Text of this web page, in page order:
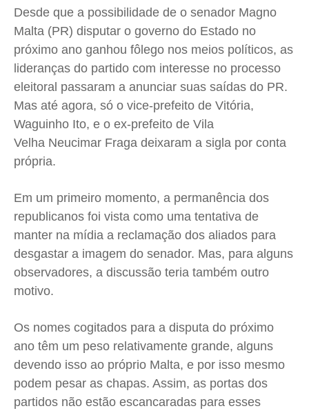
Saúde
Cidades
Direitos
Economia
Cultura
Colunas
Caetano Roque
Gustavo Bastos
Wanda Sily
Publicidade Legal
Anuncie
Expediente
Contato
Anuncie
Saúde
Cidades
Direitos
Economia
Cultura
Colunas
Caetano Roque
Gustavo Bastos
Wanda Sily
Publicidade Legal
Anuncie
Expediente
Contato
Anuncie
Saúde
Cidades
Direitos
Economia
Cultura
Colunas
Caetano Roque
Gustavo Bastos
Wanda Sily
Publicidade Legal
Anuncie
Expediente
Contato
Anuncie
Saúde
Cidades
Direitos
Economia
Cultura
Colunas
Caetano Roque
Gustavo Bastos
Wanda Sily
Publicidade Legal
Anuncie
Expediente
Contato
Anuncie
Desde que a possibilidade de o senador Magno
Malta (PR) disputar o governo do Estado no
próximo ano ganhou fôlego nos meios políticos, as
lideranças do partido com interesse no processo
eleitoral passaram a anunciar suas saídas do PR.
Mas até agora, só o vice-prefeito de Vitória,
Waguinho Ito, e o ex-prefeito de Vila
Velha Neucimar Fraga deixaram a sigla por conta
própria.
Em um primeiro momento, a permanência dos
republicanos foi vista como uma tentativa de
manter na mídia a reclamação dos aliados para
desgastar a imagem do senador. Mas, para alguns
observadores, a discussão teria também outro
motivo.
Os nomes cogitados para a disputa do próximo
ano têm um peso relativamente grande, alguns
devendo isso ao próprio Malta, e por isso mesmo
podem pesar as chapas. Assim, as portas dos
partidos não estão escancaradas para esses